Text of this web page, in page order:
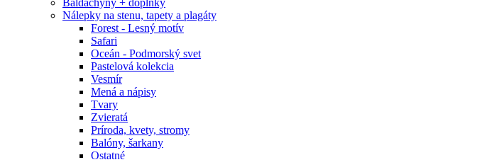
Baldachýny + doplnky
Nálepky na stenu, tapety a plagáty
Forest - Lesný motív
Safari
Oceán - Podmorský svet
Pastelová kolekcia
Vesmír
Mená a nápisy
Tvary
Zvieratá
Príroda, kvety, stromy
Balóny, šarkany
Ostatné